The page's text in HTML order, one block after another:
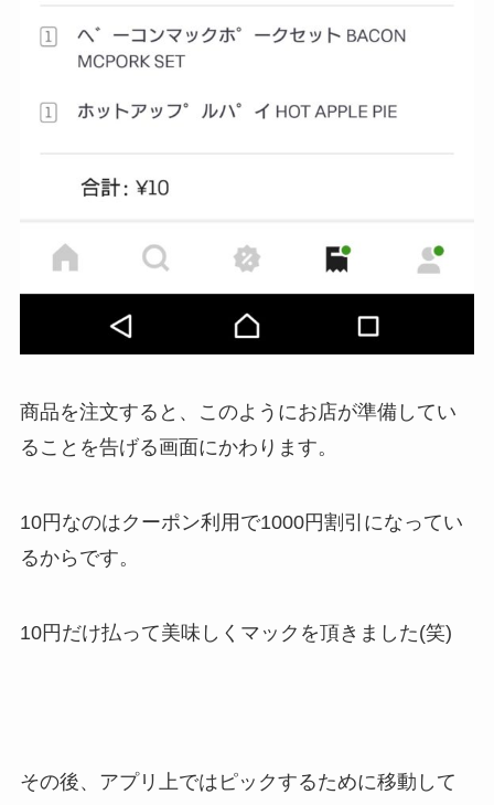
商品を注文すると、このようにお店が準備してい
ることを告げる画面にかわります。
10円なのはクーポン利用で1000円割引になってい
るからです。
10円だけ払って美味しくマックを頂きました(笑)
その後、アプリ上ではピックするために移動して